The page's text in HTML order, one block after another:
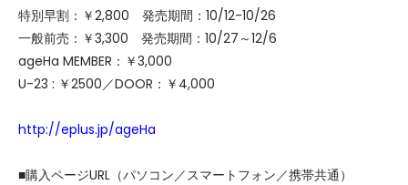
特別早割：￥2,800 発売期間：10/12-10/26
一般前売：￥3,300 発売期間：10/27～12/6
ageHa MEMBER：￥3,000
U-23 : ￥2500／DOOR：￥4,000
http://eplus.jp/ageHa
■購入ページURL（パソコン／スマートフォン／携帯共通）